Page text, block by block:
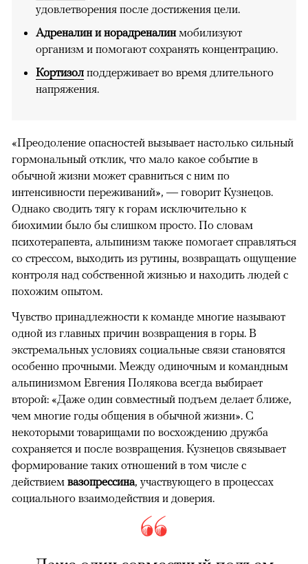
удовлетворения после достижения цели.
Адреналин и норадреналинмобилизуют
организм и помогают сохранять концентрацию.
Кортизол поддерживает во время длительного
напряжения.
«Преодоление опасностей вызывает настолько сильный
гормональный отклик, что мало какое событие в
обычной жизни может сравниться с ним по
интенсивности переживаний», — говорит Кузнецов.
Однако сводить тягу к горам исключительно к
биохимии было бы слишком просто. По словам
психотерапевта, альпинизм также помогает справляться
со стрессом, выходить из рутины, возвращать ощущение
контроля над собственной жизнью и находить людей с
похожим опытом.
Чувство принадлежности к команде многие называют
одной из главных причин возвращения в горы. В
экстремальных условиях социальные связи становятся
особенно прочными. Между одиночным и командным
альпинизмом Евгения Полякова всегда выбирает
второй: «Даже один совместный подъем делает ближе,
чем многие годы общения в обычной жизни». С
некоторыми товарищами по восхождению дружба
сохраняется и после возвращения. Кузнецов связывает
формирование таких отношений в том числе с
действием вазопрессина, участвующего в процессах
социального взаимодействия и доверия.